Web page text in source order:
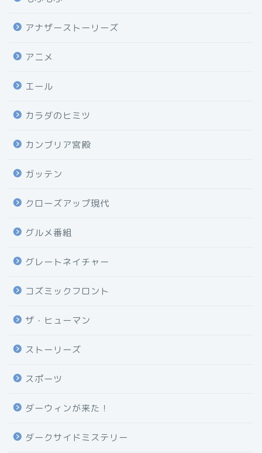
アナザーストーリーズ
アニメ
エール
カラダのヒミツ
カンブリア宮殿
ガッテン
クローズアップ現代
グルメ番組
グレートネイチャー
コズミックフロント
ザ・ヒューマン
ストーリーズ
スポーツ
ダーウィンが来た！
ダークサイドミステリー